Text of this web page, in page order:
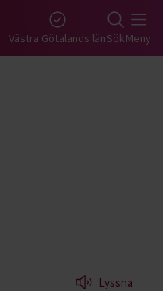
Västra Götalands länSökMeny
Lyssna